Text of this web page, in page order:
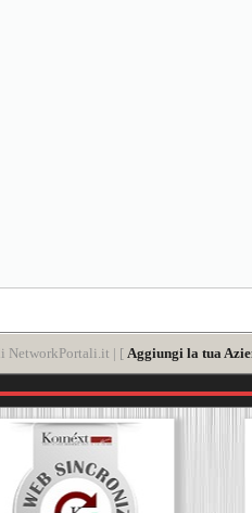
NetworkPortali.it | [ Aggiungi la tua